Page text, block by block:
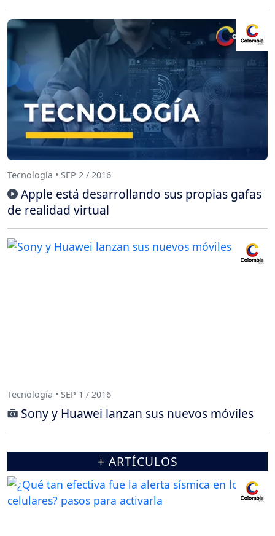
Tecnología • SEP 2 / 2016
Apple está desarrollando sus propias gafas
de realidad virtual
Tecnología • SEP 1 / 2016
Sony y Huawei lanzan sus nuevos móviles
+ ARTÍCULOS